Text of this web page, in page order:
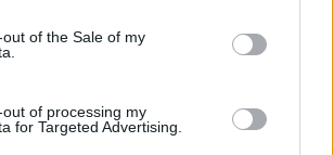
of the Sale of my
of processing my
for Targeted Advertising.
per a la propera vegada que comenti.